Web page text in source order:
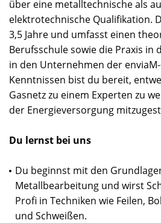
über eine metalltechnische als
elektrotechnische Qualifikation.
3,5 Jahre und umfasst einen
Berufsschule sowie die Praxis in
in den Unternehmen der
Kenntnissen bist du bereit,
Gasnetz zu einem Experten zu
der Energieversorgung
Du lernst bei uns
Du beginnst mit den
Metallbearbeitung und wirst
Profi in Techniken wie Feilen,
und Schweißen.